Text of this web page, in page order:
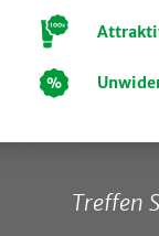
Treffen